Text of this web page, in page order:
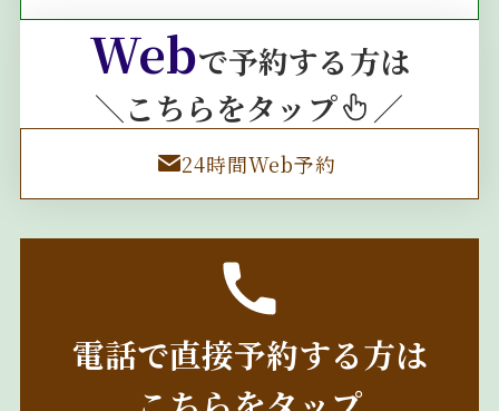
Webで予約する方は
＼こちらをタップ
／
24時間Web予約
電話で直接予約する方は